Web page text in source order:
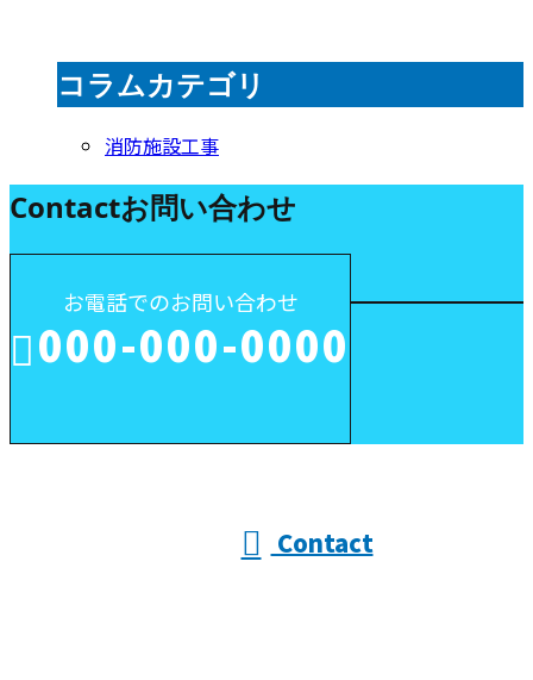
コラムカテゴリ
消防施設工事
Contactお問い合わせ
お電話でのお問い合わせ
000-000-0000
Contact